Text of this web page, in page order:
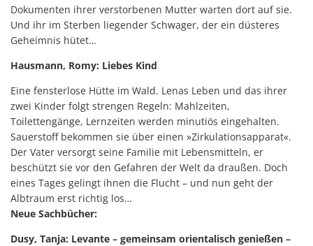
Dokumenten ihrer verstorbenen Mutter warten dort auf sie.
Und ihr im Sterben liegender Schwager, der ein düsteres
Geheimnis hütet…
Hausmann, Romy: Liebes Kind
Eine fensterlose Hütte im Wald. Lenas Leben und das ihrer
zwei Kinder folgt strengen Regeln: Mahlzeiten,
Toilettengänge, Lernzeiten werden minutiös eingehalten.
Sauerstoff bekommen sie über einen »Zirkulationsapparat«.
Der Vater versorgt seine Familie mit Lebensmitteln, er
beschützt sie vor den Gefahren der Welt da draußen. Doch
eines Tages gelingt ihnen die Flucht – und nun geht der
Albtraum erst richtig los…
Neue Sachbücher:
Dusy, Tanja: Levante – gemeinsam orientalisch genießen –